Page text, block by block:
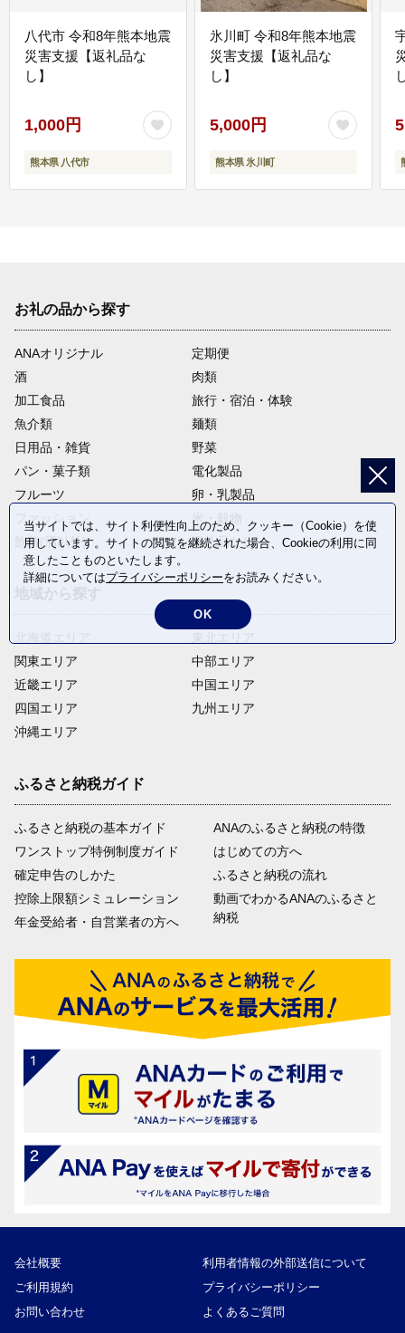
八代市 令和8年熊本地震
災害支援【返礼品な
し】
1,000円
熊本県 八代市
氷川町 令和8年熊本地震
災害支援【返礼品な
し】
5,000円
熊本県 氷川町
お礼の品から探す
ANAオリジナル
定期便
酒
肉類
加工食品
旅行・宿泊・体験
魚介類
麺類
日用品・雑貨
野菜
パン・菓子類
電化製品
フルーツ
卵・乳製品
ファッション
米・穀物
飲料(酒以外)
返礼品なし
関東エリア
近畿エリア
四国エリア
沖縄エリア
中部エリア
中国エリア
九州エリア
ふるさと納税ガイド
ふるさと納税の基本ガイド
ワンストップ特例制度ガイド
確定申告のしかた
控除上限額シミュレーション
年金受給者・自営業者の方へ
ANAのふるさと納税の特徴
はじめての方へ
ふるさと納税の流れ
動画でわかるANAのふるさと
納税
会社概要
利用者情報の外部送信について
ご利用規約
プライバシーポリシー
お問い合わせ
よくあるご質問
当サイトでは、サイト利便性向上のため、クッキー（Cookie）を使
用しています。サイトの閲覧を継続された場合、Cookieの利用に同
意したことものといたします。
詳細についてはプライバシーポリシーをお読みください。
OK